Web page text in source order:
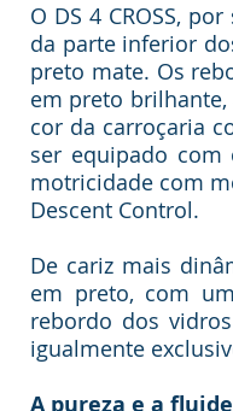
O DS 4 CROSS,
da parte inferior
preto mate. Os
em preto
cor da carroçaria
ser equipado com
motricidade com
Descent Control.
De cariz mais
em preto, com
rebordo dos
igualmente
A pureza e a